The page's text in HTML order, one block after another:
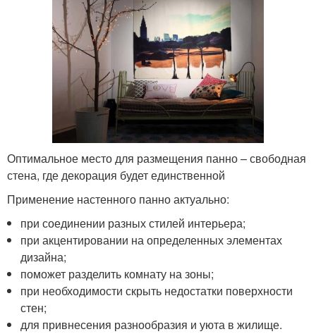
Оптимальное место для размещения панно – свободная
стена, где декорация будет единственной
Применение настенного панно актуально:
при соединении разных стилей интерьера;
при акцентировании на определенных элементах
дизайна;
поможет разделить комнату на зоны;
при необходимости скрыть недостатки поверхности
стен;
для привнесения разнообразия и уюта в жилище.